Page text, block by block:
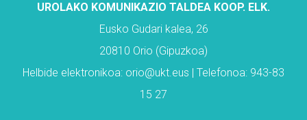
UROLAKO KOMUNIKAZIO TALDEA KOOP. ELK.
Eusko Gudari kalea, 26
20810 Orio (Gipuzkoa)
Helbide elektronikoa: orio@ukt.eus | Telefonoa: 943-83
15 27